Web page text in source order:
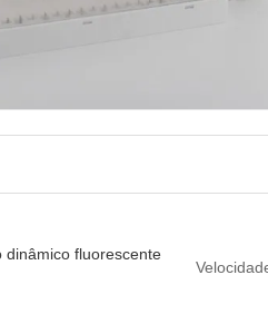
dinâmico fluorescente